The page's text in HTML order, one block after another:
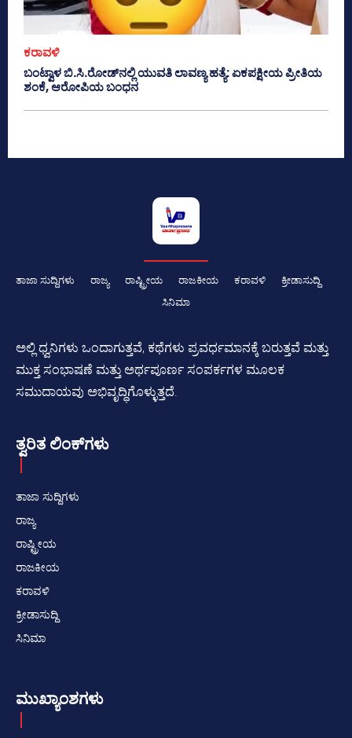
ಕರಾವಳಿ
ಬಂಟ್ವಾಳ ಬಿ.ಸಿ.ರೋಡ್‌ನಲ್ಲಿ ಯುವತಿ ಲಾವಣ್ಯ ಹತ್ಯೆ: ಏಕಪಕ್ಷೀಯ ಪ್ರೀತಿಯ
ಶಂಕೆ, ಆರೋಪಿಯ ಬಂಧನ
ತಾಜಾ ಸುದ್ದಿಗಳು ರಾಜ್ಯ ರಾಷ್ಟ್ರೀಯ ರಾಜಕೀಯ ಕರಾವಳಿ
ಕ್ರೀಡಾಸುದ್ದಿ
ಸಿನಿಮಾ
ಅಲ್ಲಿ ಧ್ವನಿಗಳು ಒಂದಾಗುತ್ತವೆ, ಕಥೆಗಳು ಪ್ರವರ್ಧಮಾನಕ್ಕೆ ಬರುತ್ತವೆ ಮತ್ತು
ಮುಕ್ತ ಸಂಭಾಷಣೆ ಮತ್ತು ಅರ್ಥಪೂರ್ಣ ಸಂಪರ್ಕಗಳ ಮೂಲಕ
ಸಮುದಾಯವು ಅಭಿವೃದ್ಧಿಗೊಳ್ಳುತ್ತದೆ.
ತ್ವರಿತ ಲಿಂಕ್‌ಗಳು
ತಾಜಾ ಸುದ್ದಿಗಳು
ರಾಜ್ಯ
ರಾಷ್ಟ್ರೀಯ
ರಾಜಕೀಯ
ಕರಾವಳಿ
ಕ್ರೀಡಾಸುದ್ದಿ
ಸಿನಿಮಾ
ಮುಖ್ಯಾಂಶಗಳು